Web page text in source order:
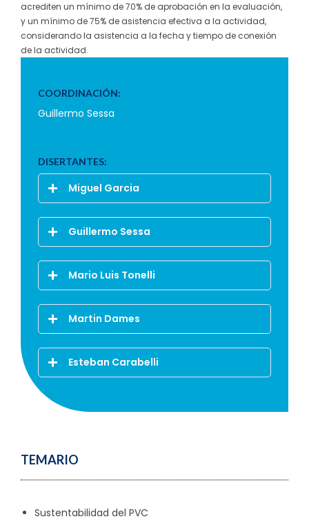
acrediten un mínimo de 70% de aprobación en la evaluación,
y un mínimo de 75% de asistencia efectiva a la actividad,
considerando la asistencia a la fecha y tiempo de conexión
de la actividad.
COORDINACIÓN:
Guillermo Sessa
DISERTANTES:
Miguel Garcia
Guillermo Sessa
Mario Luis Tonelli
Martin Dames
Esteban Carabelli
TEMARIO
Sustentabilidad del PVC